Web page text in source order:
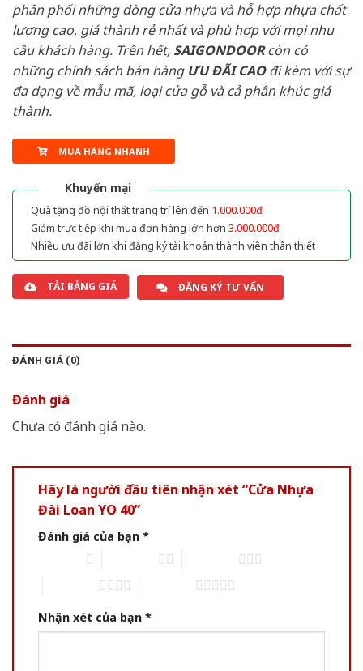
phân phối những dòng cửa nhựa và hỗ hợp nhựa chất
lượng cao, giá thành rẻ nhất và phù hợp với mọi nhu
cầu khách hàng. Trên hết, SAIGONDOORcòn có
những chính sách bán hàng ƯU ĐÃI CAOđi kèm với sự
đa dạng về mẫu mã, loại cửa gỗ và cả phân khúc giá
thành.
MUA HÀNG NHANH
Khuyến mại
Quà tặng đồ nội thất trang trí lên đến 1.000.000đ
Giảm trực tiếp khi mua đơn hàng lớn hơn 3.000.000đ
Nhiều ưu đãi lớn khi đăng ký tài khoản thành viên thân thiết
TẢI BẢNG GIÁ ĐĂNG KÝ TƯ VẤN
ĐÁNH GIÁ (0)
Đánh giá
Chưa có đánh giá nào.
Hãy là người đầu tiên nhận xét “Cửa Nhựa
Đài Loan YO 40”
Đánh giá của bạn *
Nhận xét của bạn *